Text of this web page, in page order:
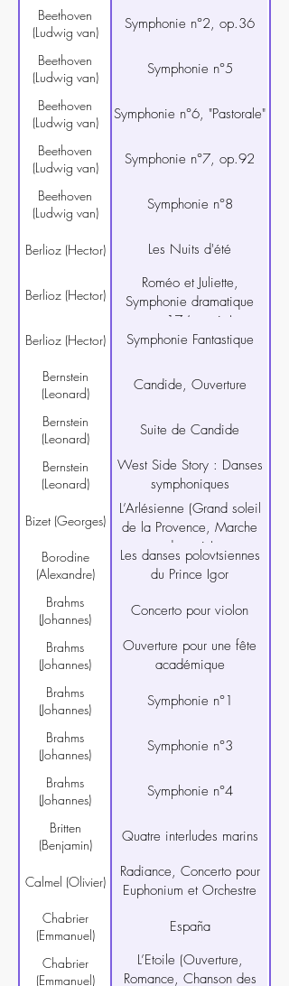
Beethoven
(Ludwig van)
Symphonie n°2, op.36
Beethoven
(Ludwig van)
Symphonie n°5
Beethoven
(Ludwig van)
Symphonie n°6, "Pastorale"
Beethoven
(Ludwig van)
Symphonie n°7, op.92
Beethoven
(Ludwig van)
Symphonie n°8
Berlioz (Hector) Les Nuits d'été
Berlioz (Hector)
Roméo et Juliette,
Symphonie dramatique
op.17 (extraits)
Berlioz (Hector) Symphonie Fantastique
Bernstein
(Leonard)
Candide, Ouverture
Bernstein
(Leonard)
Suite de Candide
Bernstein
(Leonard)
West Side Story : Danses
symphoniques
Bizet (Georges)
L’Arlésienne (Grand soleil
de la Provence, Marche
des rois)
Borodine
(Alexandre)
Les danses polovtsiennes
du Prince Igor
Brahms
(Johannes)
Concerto pour violon
Brahms
(Johannes)
Ouverture pour une fête
académique
Brahms
(Johannes)
Symphonie n°1
Brahms
(Johannes)
Symphonie n°3
Brahms
(Johannes)
Symphonie n°4
Britten
(Benjamin)
Quatre interludes marins
Calmel (Olivier)
Radiance, Concerto pour
Euphonium et Orchestre
Chabrier
(Emmanuel)
España
Chabrier
(Emmanuel)
L’Etoile (Ouverture,
Romance, Chanson des